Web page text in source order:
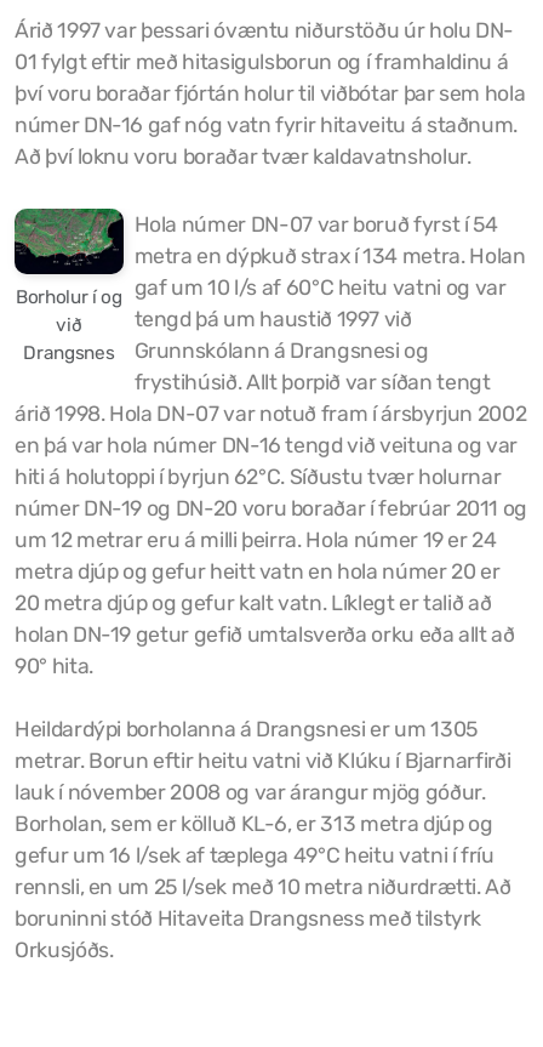
Árið 1997 var þessari óvæntu niðurstöðu úr holu DN-
01 fylgt eftir með hitasigulsborun og í framhaldinu á
því voru boraðar fjórtán holur til viðbótar þar sem hola
númer DN-16 gaf nóg vatn fyrir hitaveitu á staðnum.
Að því loknu voru boraðar tvær kaldavatnsholur.
Borholur í og
við
Drangsnes
Hola númer DN-07 var boruð fyrst í 54
metra en dýpkuð strax í 134 metra. Holan
gaf um 10 l/s af 60°C heitu vatni og var
tengd þá um haustið 1997 við
Grunnskólann á Drangsnesi og
frystihúsið. Allt þorpið var síðan tengt
árið 1998. Hola DN-07 var notuð fram í ársbyrjun 2002
en þá var hola númer DN-16 tengd við veituna og var
hiti á holutoppi í byrjun 62°C. Síðustu tvær holurnar
númer DN-19 og DN-20 voru boraðar í febrúar 2011 og
um 12 metrar eru á milli þeirra. Hola númer 19 er 24
metra djúp og gefur heitt vatn en hola númer 20 er
20 metra djúp og gefur kalt vatn. Líklegt er talið að
holan DN-19 getur gefið umtalsverða orku eða allt að
90° hita.
Heildardýpi borholanna á Drangsnesi er um 1305
metrar. Borun eftir heitu vatni við Klúku í Bjarnarfirði
lauk í nóvember 2008 og var árangur mjög góður.
Borholan, sem er kölluð KL-6, er 313 metra djúp og
gefur um 16 l/sek af tæplega 49°C heitu vatni í fríu
rennsli, en um 25 l/sek með 10 metra niðurdrætti. Að
boruninni stóð Hitaveita Drangsness með tilstyrk
Orkusjóðs.
Sundlaugin á Drangsnesi
Gvendarlaug hins góða
Líkamsræktarstöð Drangsness
Pottarnir á Drangsnesi
Verslunarfélag Drangsness
Samkomuhúsið Baldur
Gististaðir
Tjaldstæði